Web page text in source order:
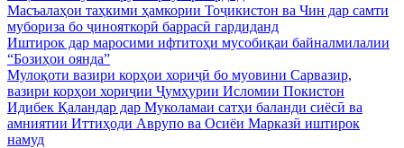
Масъалаҳои таҳкими ҳамкории Тоҷикистон ва Чин дар самти
мубориза бо ҷинояткорӣ баррасӣ гардиданд
Иштирок дар маросими ифтитоҳи мусобиқаи байналмилалии
“Бозиҳои оянда”
Мулоқоти вазири корҳои хориҷӣ бо муовини Сарвазир,
вазири корҳои хориҷии Ҷумҳурии Исломии Покистон
Идибек Қаландар дар Муколамаи сатҳи баланди сиёсӣ ва
амниятии Иттиҳоди Аврупо ва Осиёи Марказӣ иштирок
намуд